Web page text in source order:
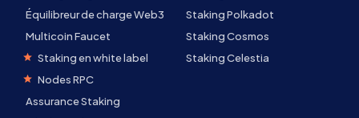
Équilibreur de charge Web3
Multicoin Faucet
Staking en white label
Nodes RPC
Assurance Staking
Staking Polkadot
Staking Cosmos
Staking Celestia